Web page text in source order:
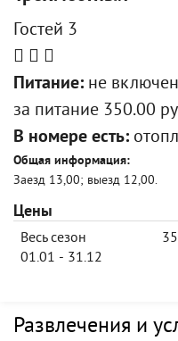
Гостей 3
Питание: не
за питание 350.00
В номере есть:
Общая информация:
Заезд 13,00; выезд 12,00.
Цены
Весь сезон
01.01 - 31.12
Развлечения и